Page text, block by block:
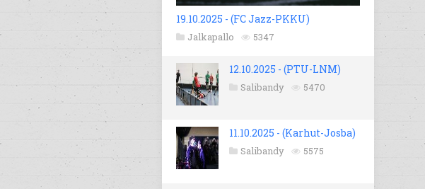
19.10.2025 - (FC Jazz-PKKU)
Jalkapallo 5347
12.10.2025 - (PTU-LNM)
Salibandy 5470
11.10.2025 - (Karhut-Josba)
Salibandy 5575